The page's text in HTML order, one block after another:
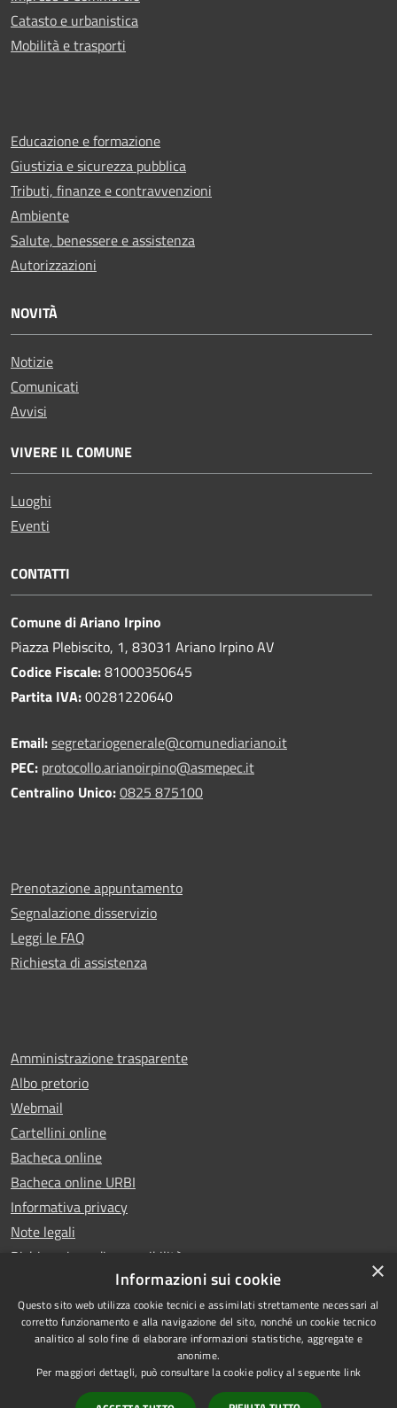
Catasto e urbanistica
Mobilità e trasporti
Educazione e formazione
Giustizia e sicurezza pubblica
Tributi, finanze e contravvenzioni
Ambiente
Salute, benessere e assistenza
Autorizzazioni
NOVITÀ
Notizie
Comunicati
Avvisi
VIVERE IL COMUNE
Luoghi
Eventi
CONTATTI
Comune di Ariano Irpino
Piazza Plebiscito, 1, 83031 Ariano Irpino AV
Codice Fiscale:81000350645
Partita IVA:00281220640
Email:segretariogenerale@comunediariano.it
PEC: protocollo.arianoirpino@asmepec.it
Centralino Unico:0825 875100
Prenotazione appuntamento
Segnalazione disservizio
Leggi le FAQ
Richiesta di assistenza
Amministrazione trasparente
Albo pretorio
Webmail
Cartellini online
Bacheca online
Bacheca online URBI
Informativa privacy
Note legali
Dichiarazione di accessibilità
RSS
Accessibilità
Copyright © 2025 Comune di
Ariano Irpino
Powered byMunicipium
×
Informazioni sui cookie
Questo sito web utilizza cookie tecnici e assimilati strettamente necessari al
corretto funzionamento e alla navigazione del sito, nonché un cookie tecnico
analitico al solo fine di elaborare informazioni statistiche, aggregate e
anonime.
Per maggiori dettagli, può consultare la cookie policy al seguente link